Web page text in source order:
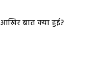
बात क्या हुई?